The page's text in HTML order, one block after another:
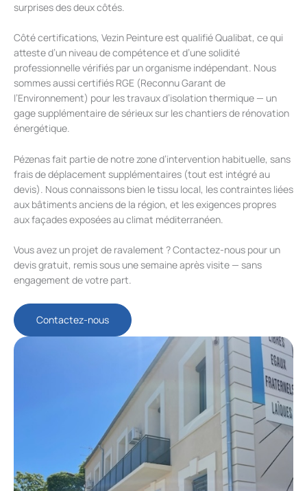
surprises des deux côtés.
Côté certifications, Vezin Peinture est qualifié Qualibat, ce qui
atteste d’un niveau de compétence et d’une solidité
professionnelle vérifiés par un organisme indépendant. Nous
sommes aussi certifiés RGE (Reconnu Garant de
l’Environnement) pour les travaux d’isolation thermique — un
gage supplémentaire de sérieux sur les chantiers de rénovation
énergétique.
Pézenas fait partie de notre zone d’intervention habituelle, sans
frais de déplacement supplémentaires (tout est intégré au
devis). Nous connaissons bien le tissu local, les contraintes liées
aux bâtiments anciens de la région, et les exigences propres
aux façades exposées au climat méditerranéen.
Vous avez un projet de ravalement ? Contactez-nous pour un
devis gratuit, remis sous une semaine après visite — sans
engagement de votre part.
Contactez-nous